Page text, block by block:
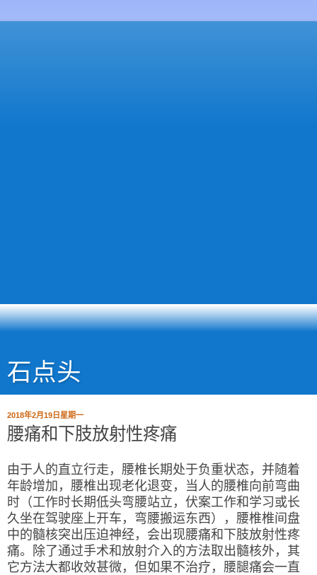
石点头
2018年2月19日星期一
腰痛和下肢放射性疼痛
由于人的直立行走，腰椎长期处于负重状态，并随着
年龄增加，腰椎出现老化退变，当人的腰椎向前弯曲
时（工作时长期低头弯腰站立，伏案工作和学习或长
久坐在驾驶座上开车，弯腰搬运东西），腰椎椎间盘
中的髓核突出压迫神经，会出现腰痛和下肢放射性疼
痛。除了通过手术和放射介入的方法取出髓核外，其
它方法大都收效甚微，但如果不治疗，腰腿痛会一直